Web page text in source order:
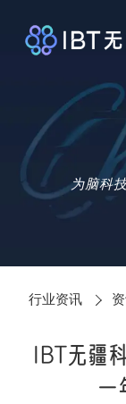
为脑科
行业资讯
IBT无疆
一